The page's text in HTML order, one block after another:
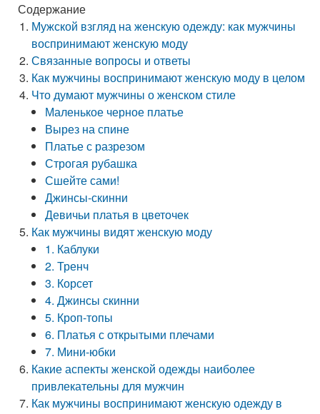
Содержание
Мужской взгляд на женскую одежду: как мужчины
воспринимают женскую моду
Связанные вопросы и ответы
Как мужчины воспринимают женскую моду в целом
Что думают мужчины о женском стиле
Маленькое черное платье
Вырез на спине
Платье с разрезом
Строгая рубашка
Сшейте сами!
Джинсы-скинни
Девичьи платья в цветочек
Как мужчины видят женскую моду
1. Каблуки
2. Тренч
3. Корсет
4. Джинсы скинни
5. Кроп-топы
6. Платья с открытыми плечами
7. Мини-юбки
Какие аспекты женской одежды наиболее
привлекательны для мужчин
Как мужчины воспринимают женскую одежду в